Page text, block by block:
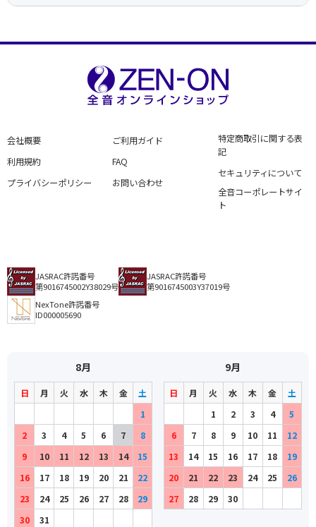
会社概要
利用規約
プライバシーポリシー
ご利用ガイド
FAQ
お問い合わせ
特定商取引に関する表
記
セキュリティについて
全音コーポレートサイ
ト
JASRAC許諾番号
第9016745002Y38029号
JASRAC許諾番号
第9016745003Y37019号
NexTone許諾番号
ID000005690
8月
日 月 火 水 木 金
土
1
2
3 4 5 6 7
8
9
10 11 12 13 14
15
16
17 18 19 20 21
22
23
24 25 26 27 28
29
30
31
9月
日 月 火 水 木 金
土
1
2 3 4
5
6
7 8 9 10 11
12
13
14 15 16 17 18
19
20
21 22 23 24 25
26
27
28 29 30